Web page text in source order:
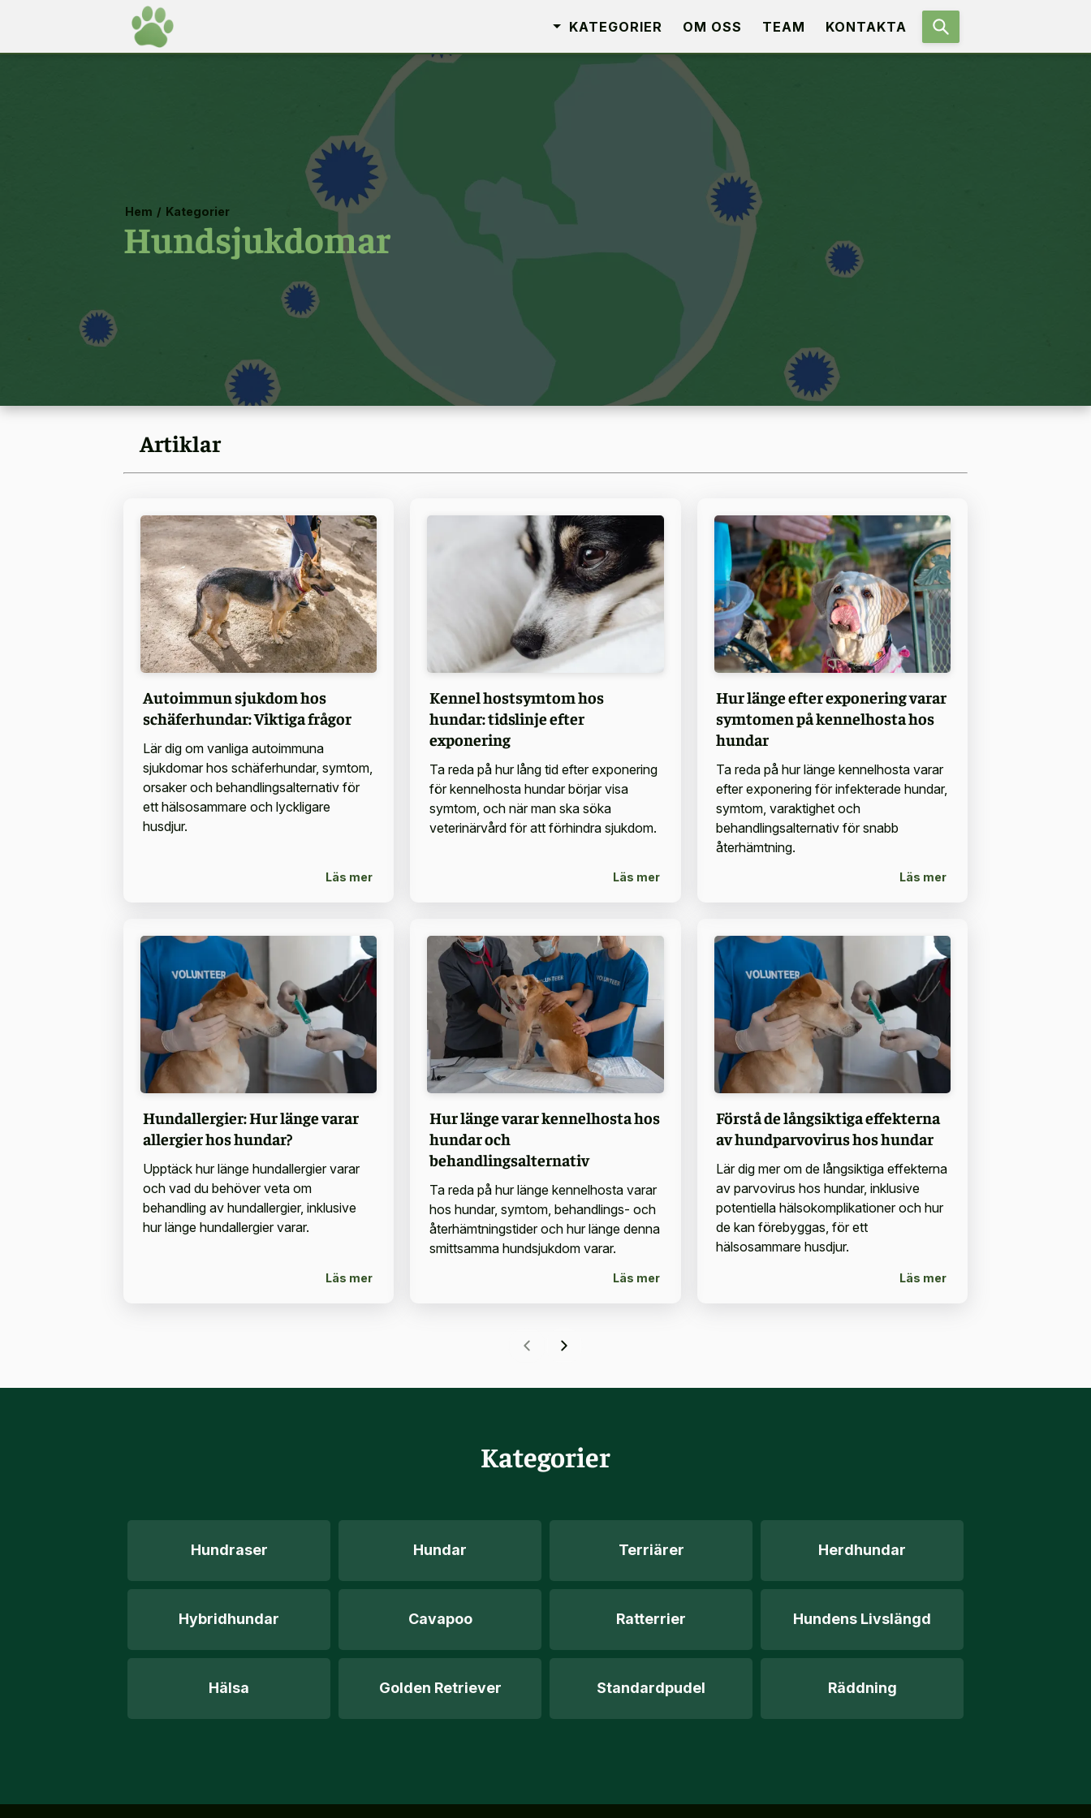
KATEGORIER OM OSS TEAM KONTAKTA
Hem / Kategorier
Hundsjukdomar
Artiklar
Autoimmun sjukdom hos
schäferhundar: Viktiga frågor
Lär dig om vanliga autoimmuna
sjukdomar hos schäferhundar, symtom,
orsaker och behandlingsalternativ för
ett hälsosammare och lyckligare
husdjur.
Läs mer
Kennel hostsymtom hos
hundar: tidslinje efter
exponering
Ta reda på hur lång tid efter exponering
för kennelhosta hundar börjar visa
symtom, och när man ska söka
veterinärvård för att förhindra sjukdom.
Läs mer
Hur länge efter exponering varar
symtomen på kennelhosta hos
hundar
Ta reda på hur länge kennelhosta varar
efter exponering för infekterade hundar,
symtom, varaktighet och
behandlingsalternativ för snabb
återhämtning.
Läs mer
Hundallergier: Hur länge varar
allergier hos hundar?
Upptäck hur länge hundallergier varar
och vad du behöver veta om
behandling av hundallergier, inklusive
hur länge hundallergier varar.
Läs mer
Hur länge varar kennelhosta hos
hundar och
behandlingsalternativ
Ta reda på hur länge kennelhosta varar
hos hundar, symtom, behandlings- och
återhämtningstider och hur länge denna
smittsamma hundsjukdom varar.
Läs mer
Förstå de långsiktiga effekterna
av hundparvovirus hos hundar
Lär dig mer om de långsiktiga effekterna
av parvovirus hos hundar, inklusive
potentiella hälsokomplikationer och hur
de kan förebyggas, för ett
hälsosammare husdjur.
Läs mer
Kategorier
Hundraser Hundar Terriärer Herdhundar
Hybridhundar Cavapoo Ratterrier Hundens Livslängd
Hälsa Golden Retriever Standardpudel Räddning